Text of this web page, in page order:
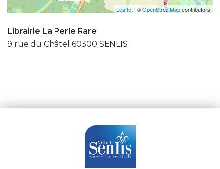
Leaflet | ©OpenStreetMapcontributors
Librairie La Perle Rare
9 rue du Châtel 60300 SENLIS